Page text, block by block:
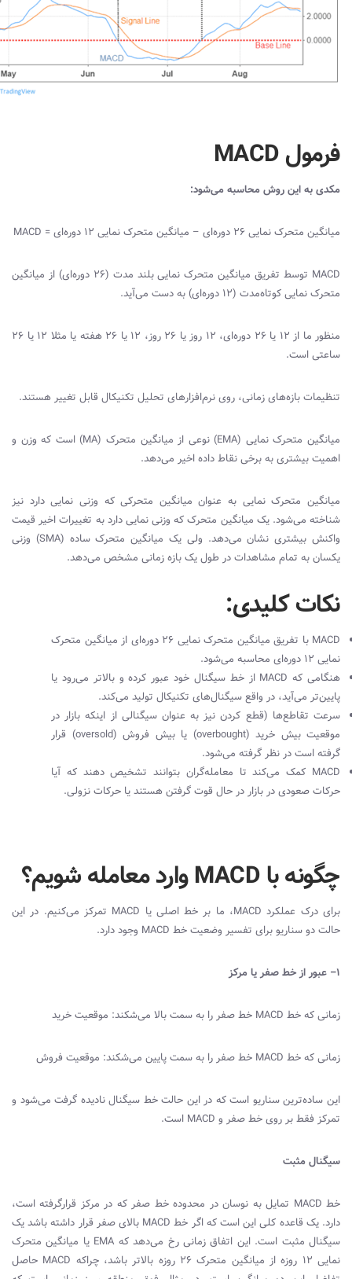
فرمول MACD
مکدی به این روش محاسبه می‌شود:
میانگین متحرک نمایی 26 دوره‌ای – میانگین متحرک نمایی 12 دوره‌ای = MACD
MACD
توسط تفریق میانگین متحرک نمایی بلند مدت (26 دوره‌ای) از میانگین
متحرک نمایی کوتاه‌مدت (12 دوره‌ای) به دست می‌آید.
منظور ما از 12 یا 26 دوره‌ای، 12 روز یا 26 روز، 12 یا 26 هفته یا مثلا 12 یا 26
ساعتی است.
تنظیمات بازه‌های زمانی، روی نرم‌افزارهای تحلیل تکنیکال قابل تغییر هستند.
میانگین متحرک نمایی (EMA) نوعی از میانگین متحرک (MA) است که وزن و
اهمیت بیشتری به برخی نقاط داده اخیر می‌دهد.
میانگین متحرک نمایی به عنوان میانگین متحرکی که وزنی نمایی دارد نیز
شناخته می‌شود. یک میانگین متحرک که وزنی نمایی دارد به تغییرات اخیر قیمت
واکنش بیشتری نشان می‌دهد. ولی یک میانگین متحرک ساده (SMA) وزنی
یکسان به تمام مشاهدات در طول یک بازه زمانی مشخص می‌دهد.
نکات کلیدی:
MACD
با تفریق میانگین متحرک نمایی 26 دوره‌ای از میانگین متحرک
نمایی 12 دوره‌ای محاسبه می‌شود.
هنگامی که MACD از خط سیگنال خود عبور کرده و بالاتر می‌رود یا
پایین‌تر می‌آید، در واقع سیگنال‌های تکنیکال تولید می‌کند.
سرعت تقاطع‌ها (قطع کردن نیز به عنوان سیگنالی از اینکه بازار در
موقعیت بیش خرید (overbought) یا بیش فروش (oversold) قرار
گرفته است در نظر گرفته می‌شود.
MACD کمک می‌کند تا معامله‌گران بتوانند تشخیص دهند که آیا
حرکات صعودی در بازار در حال قوت گرفتن هستند یا حرکات نزولی.
چگونه با MACD وارد معامله شویم؟
برای درک عملکرد MACD، ما بر خط اصلی یا MACD تمرکز می‌کنیم. در این
حالت دو سناریو برای تفسیر وضعیت خط MACD وجود دارد.
۱– عبور از خط صفر یا مرکز
زمانی که خط MACD خط صفر را به سمت بالا می‌شکند: موقعیت خرید
زمانی که خط MACD خط صفر را به سمت پایین می‌شکند: موقعیت فروش
این ساده‌ترین سناریو است که در این حالت خط سیگنال نادیده گرفت می‌شود و
تمرکز فقط بر روی خط صفر و MACD است.
سیگنال مثبت
خط MACD تمایل به نوسان در محدوده خط صفر که در مرکز قرارگرفته است،
دارد. یک قاعده کلی این است که اگر خط MACD بالای صفر قرار داشته باشد یک
سیگنال مثبت است. این اتفاق زمانی رخ می‌دهد که EMA یا میانگین متحرک
نمایی ۱۲ روزه از میانگین متحرک ۲۶ روزه بالاتر باشد، چراکه
MACD حاصل